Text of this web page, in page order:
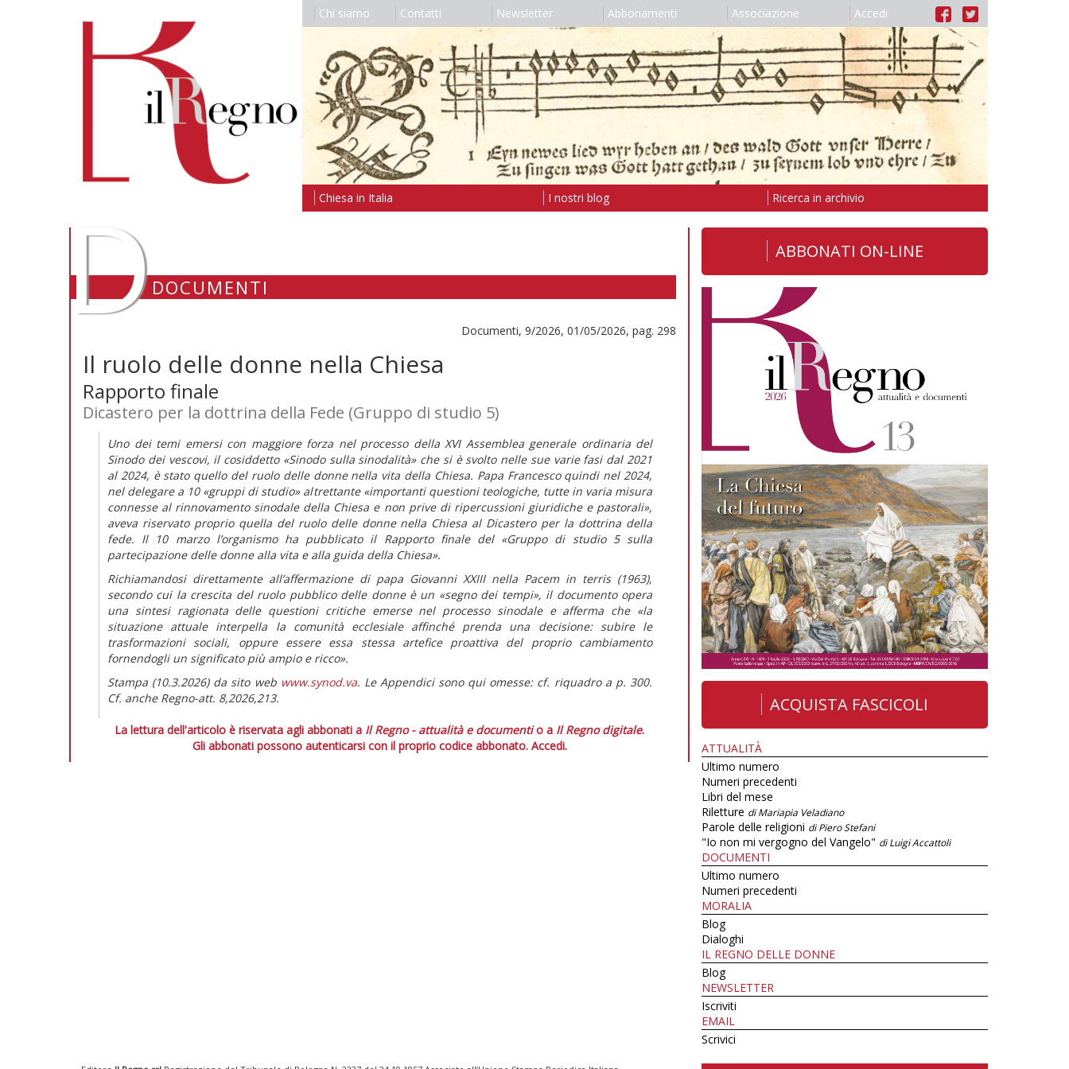
Chi siamo Contatti Newsletter Abbonamenti Associazione Accedi
Chiesa in Italia I nostri blog Ricerca in archivio
DDOCUMENTI
Documenti, 9/2026, 01/05/2026, pag. 298
Il ruolo delle donne nella Chiesa
Rapporto finale
Dicastero per la dottrina della Fede (Gruppo di studio 5)
Uno dei temi emersi con maggiore forza nel processo della XVI Assemblea generale ordinaria del
Sinodo dei vescovi, il cosiddetto «Sinodo sulla sinodalità» che si è svolto nelle sue varie fasi dal 2021
al 2024, è stato quello del ruolo delle donne nella vita della Chiesa. Papa Francesco quindi nel 2024,
nel delegare a 10 «gruppi di studio» altrettante «importanti questioni teologiche, tutte in varia misura
connesse al rinnovamento sinodale della Chiesa e non prive di ripercussioni giuridiche e pastorali»,
aveva riservato proprio quella del ruolo delle donne nella Chiesa al Dicastero per la dottrina della
fede. Il 10 marzo l’organismo ha pubblicato il Rapporto finale del «Gruppo di studio 5 sulla
partecipazione delle donne alla vita e alla guida della Chiesa».
Richiamandosi direttamente all’affermazione di papa Giovanni XXIII nella Pacem in terris (1963),
secondo cui la crescita del ruolo pubblico delle donne è un «segno dei tempi», il documento opera
una sintesi ragionata delle questioni critiche emerse nel processo sinodale e afferma che«la
situazione attuale interpella la comunità ecclesiale affinché prenda una decisione: subire le
trasformazioni sociali, oppure essere essa stessa artefice proattiva del proprio cambiamento
fornendogli un significato più ampio e ricco».
Stampa (10.3.2026) da sito web www.synod.va. Le Appendici sono qui omesse: cf. riquadro a p. 300.
Cf. anche Regno-att. 8,2026,213.
La lettura dell'articolo è riservata agli abbonati a Il Regno - attualità e documentio a Il Regno digitale.
Gli abbonati possono autenticarsi con il proprio codice abbonato. Accedi.
ABBONATI ON-LINE
ACQUISTA FASCICOLI
ATTUALITÀ
Ultimo numero
Numeri precedenti
Libri del mese
Riletture di Mariapia Veladiano
Parole delle religioni di Piero Stefani
"Io non mi vergogno del Vangelo" di Luigi Accattoli
DOCUMENTI
Ultimo numero
Numeri precedenti
MORALIA
Blog
Dialoghi
IL REGNO DELLE DONNE
Blog
NEWSLETTER
Iscriviti
EMAIL
Scrivici